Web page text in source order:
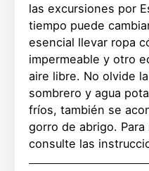
las excursiones por
tiempo puede
esencial llevar ropa
impermeable y otro
aire libre. No olvide
sombrero y agua
fríos, también se
gorro de abrigo.
consulte las